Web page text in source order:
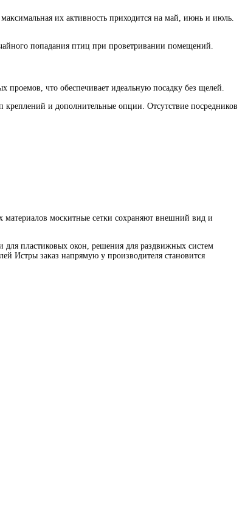
их активность приходится на май, июнь и июль.
попадания птиц при проветривании помещений.
что обеспечивает идеальную посадку без щелей.
креплений и дополнительные опции. Отсутствие посредников
материалов москитные сетки сохраняют внешний вид и
пластиковых окон, решения для раздвижных систем
Истры заказ напрямую у производителя становится